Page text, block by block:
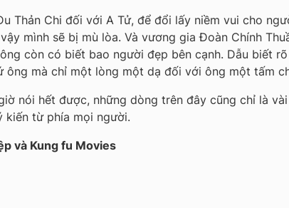
Thản Chi đối với A Tử, để đổi lấy niềm vui cho
mình sẽ bị mù lòa. Và vương gia Đoàn Chính
còn có biết bao người đẹp bên cạnh. Dẫu biết
mà chỉ một lòng một dạ đối với ông một tấm
nói hết được, những dòng trên đây cũng chỉ là
kiến từ phía mọi người.
và Kung fu Movies